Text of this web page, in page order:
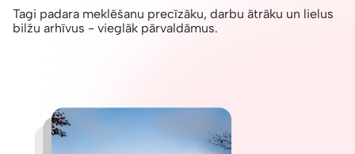
Tagi padara meklēšanu precīzāku, darbu ātrāku un lielus
bilžu arhīvus - vieglāk pārvaldāmus.